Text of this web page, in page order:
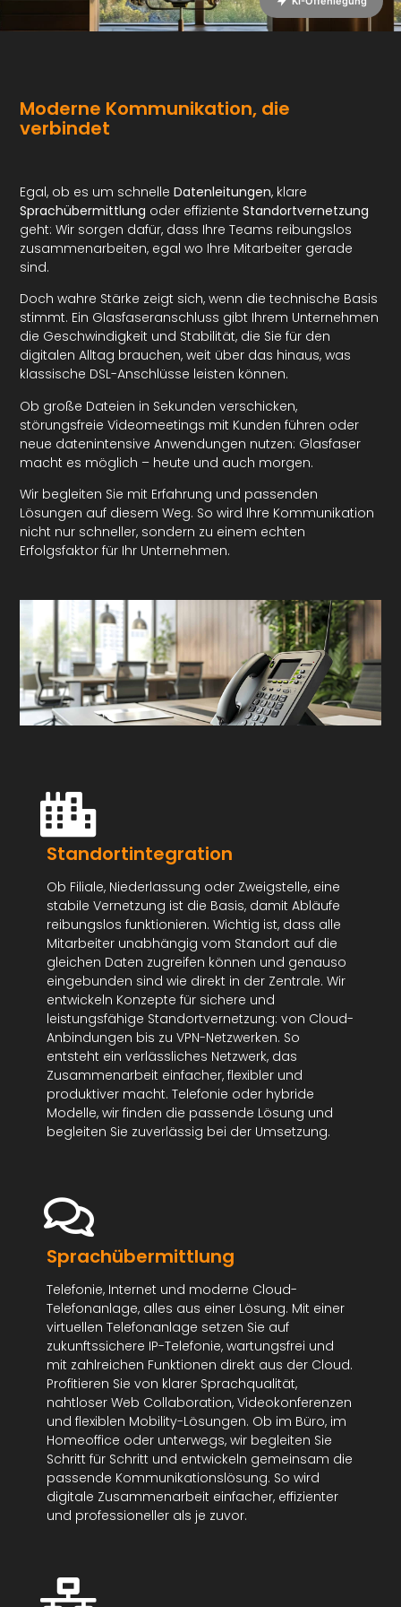
Moderne Kommunikation, die
verbindet
Egal, ob es um schnelleDatenleitungen, klare
Sprachübermittlung oder effizienteStandortvernetzung
geht: Wir sorgen dafür, dass Ihre Teams reibungslos
zusammenarbeiten, egal wo Ihre Mitarbeiter gerade
sind.
Doch wahre Stärke zeigt sich, wenn die technische Basis
stimmt. Ein Glasfaseranschluss gibt Ihrem Unternehmen
die Geschwindigkeit und Stabilität, die Sie für den
digitalen Alltag brauchen, weit über das hinaus, was
klassische DSL-Anschlüsse leisten können.
Ob große Dateien in Sekunden verschicken,
störungsfreie Videomeetings mit Kunden führen oder
neue datenintensive Anwendungen nutzen: Glasfaser
macht es möglich – heute und auch morgen.
Wir begleiten Sie mit Erfahrung und passenden
Lösungen auf diesem Weg. So wird Ihre Kommunikation
nicht nur schneller, sondern zu einem echten
Erfolgsfaktor für Ihr Unternehmen.
Sprachübermittlung
Telefonie, Internet und moderne Cloud-
Telefonanlage, alles aus einer Lösung. Mit einer
virtuellen Telefonanlage setzen Sie auf
zukunftssichere IP-Telefonie, wartungsfrei und
mit zahlreichen Funktionen direkt aus der Cloud.
Profitieren Sie von klarer Sprachqualität,
nahtloser Web Collaboration, Videokonferenzen
und flexiblen Mobility-Lösungen. Ob im Büro, im
Homeoffice oder unterwegs, wir begleiten Sie
Schritt für Schritt und entwickeln gemeinsam die
passende Kommunikationslösung. So wird
digitale Zusammenarbeit einfacher, effizienter
und professioneller als je zuvor.
Standortintegration
Ob Filiale, Niederlassung oder Zweigstelle, eine
stabile Vernetzung ist die Basis, damit Abläufe
reibungslos funktionieren. Wichtig ist, dass alle
Mitarbeiter unabhängig vom Standort auf die
gleichen Daten zugreifen können und genauso
eingebunden sind wie direkt in der Zentrale. Wir
entwickeln Konzepte für sichere und
leistungsfähige Standortvernetzung: von Cloud-
Anbindungen bis zu VPN-Netzwerken. So
entsteht ein verlässliches Netzwerk, das
Zusammenarbeit einfacher, flexibler und
produktiver macht. Telefonie oder hybride
Modelle, wir finden die passende Lösung und
begleiten Sie zuverlässig bei der Umsetzung.